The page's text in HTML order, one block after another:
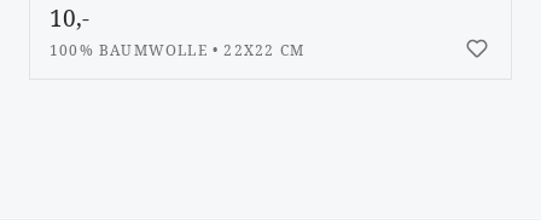
10,-
100% BAUMWOLLE • 22X22 CM